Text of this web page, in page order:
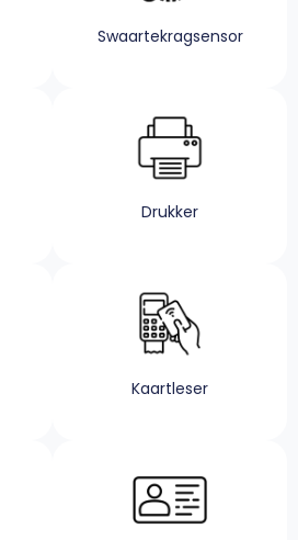
Swaartekragsensor
Drukker
Kaartleser